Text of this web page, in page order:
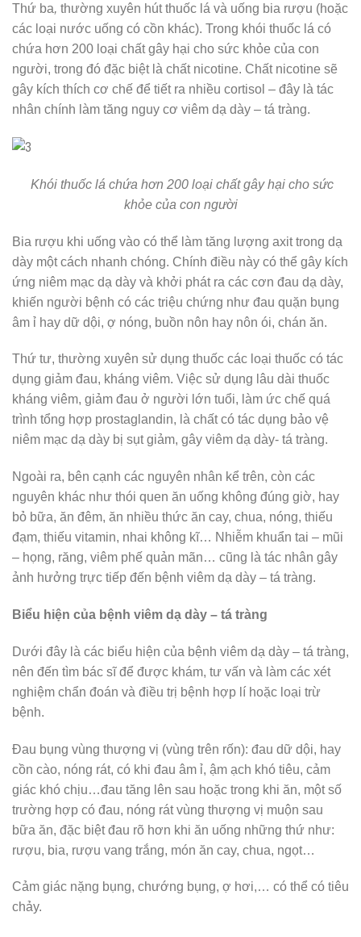
Thứ ba, thường xuyên hút thuốc lá và uống bia rượu (hoặc
các loại nước uống có cồn khác). Trong khói thuốc lá có
chứa hơn 200 loại chất gây hại cho sức khỏe của con
người, trong đó đặc biệt là chất nicotine. Chất nicotine sẽ
gây kích thích cơ chế để tiết ra nhiều cortisol – đây là tác
nhân chính làm tăng nguy cơ viêm dạ dày – tá tràng.
Khói thuốc lá chứa hơn 200 loại chất gây hại cho sức
khỏe của con người
Bia rượu khi uống vào có thể làm tăng lượng axit trong dạ
dày một cách nhanh chóng. Chính điều này có thể gây kích
ứng niêm mạc dạ dày và khởi phát ra các cơn đau dạ dày,
khiến người bệnh có các triệu chứng như đau quặn bụng
âm ỉ hay dữ dội, ợ nóng, buồn nôn hay nôn ói, chán ăn.
Thứ tư, thường xuyên sử dụng thuốc các loại thuốc có tác
dụng giảm đau, kháng viêm. Việc sử dụng lâu dài thuốc
kháng viêm, giảm đau ở người lớn tuổi, làm ức chế quá
trình tổng hợp prostaglandin, là chất có tác dụng bảo vệ
niêm mạc dạ dày bị sụt giảm, gây viêm dạ dày- tá tràng.
Ngoài ra, bên cạnh các nguyên nhân kể trên, còn các
nguyên khác như thói quen ăn uống không đúng giờ, hay
bỏ bữa, ăn đêm, ăn nhiều thức ăn cay, chua, nóng, thiếu
đạm, thiếu vitamin, nhai không kĩ… Nhiễm khuẩn tai – mũi
– họng, răng, viêm phế quản mãn… cũng là tác nhân gây
ảnh hưởng trực tiếp đến bệnh viêm dạ dày – tá tràng.
Biểu hiện của bệnh viêm dạ dày – tá tràng
Dưới đây là các biểu hiện của bệnh viêm dạ dày – tá tràng,
nên đến tìm bác sĩ để được khám, tư vấn và làm các xét
nghiệm chẩn đoán và điều trị bệnh hợp lí hoặc loại trừ
bệnh.
Đau bụng vùng thượng vị (vùng trên rốn): đau dữ dội, hay
cồn cào, nóng rát, có khi đau âm ỉ, ậm ạch khó tiêu, cảm
giác khó chịu…đau tăng lên sau hoặc trong khi ăn, một số
trường hợp có đau, nóng rát vùng thượng vị muộn sau
bữa ăn, đặc biệt đau rõ hơn khi ăn uống những thứ như:
rượu, bia, rượu vang trắng, món ăn cay, chua, ngọt…
Cảm giác nặng bụng, chướng bụng, ợ hơi,… có thể có tiêu
chảy.